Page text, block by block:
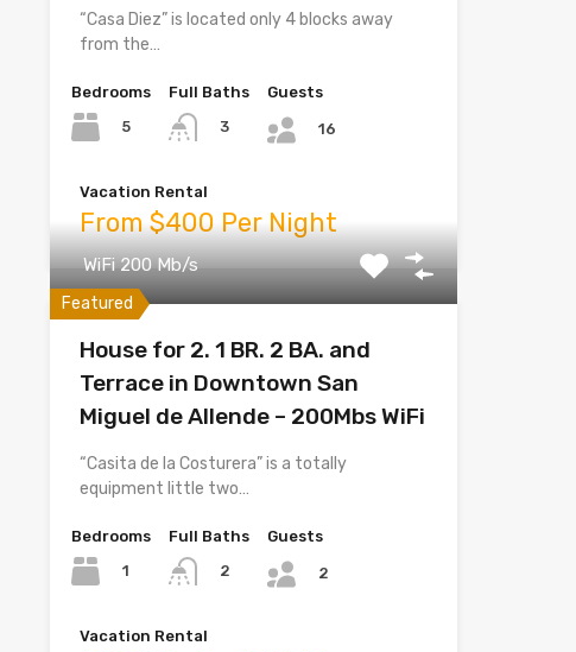
“Casa Diez” is located only 4 blocks away
from the…
Bedrooms
5
Full Baths
3
Guests
16
Vacation Rental
From $400 Per Night
Featured
WiFi 200 Mb/s
House for 2. 1 BR. 2 BA. and
Terrace in Downtown San
Miguel de Allende – 200Mbs WiFi
“Casita de la Costurera” is a totally
equipment little two…
Bedrooms
1
Full Baths
2
Guests
2
Vacation Rental